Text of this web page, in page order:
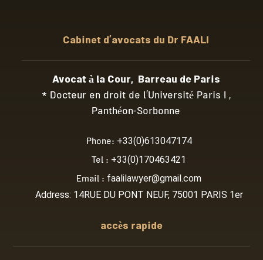
Cabinet d’avocats du Dr FAALI
Avocat à la Cour, Barreau de Paris
* Docteur en droit de l’Université Paris I ,
Panthéon-Sorbonne
Phone: +33(0)613047174
Tel : +33(0)170463421
Email : faalilawyer@gmail.com
Address: 14RUE DU PONT NEUF, 75001 PARIS 1er
accès rapide